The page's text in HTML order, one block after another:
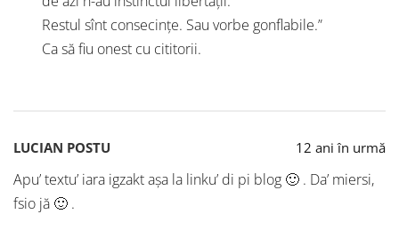
Restul sînt consecinţe. Sau vorbe gonflabile.”
Ca să fiu onest cu cititorii.
LUCIAN POSTU 12 ani în urmă
Apu’ textu’ iara igzakt aşa la linku’ di pi blog 🙂 . Da’ miersi,
fsio jă 🙂 .